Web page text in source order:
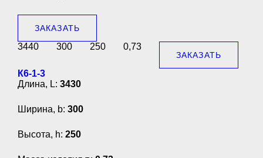
ЗАКАЗАТЬ
3440 300 250 0,73
ЗАКАЗАТЬ
К6-1-3
Длина, L: 3430
Ширина, b: 300
Высота, h: 250